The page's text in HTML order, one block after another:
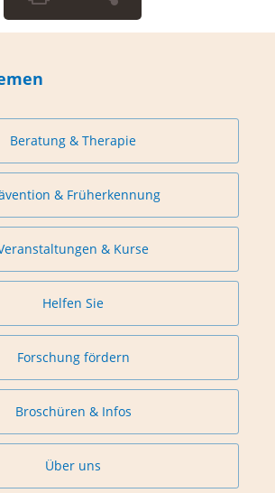
Beratung & Therapie
& Früherkennung
& Kurse
Helfen Sie
Forschung fördern
Broschüren & Infos
Über uns